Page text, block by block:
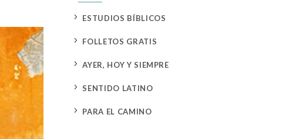
5 ESTUDIOS BÍBLICOS
5 FOLLETOS GRATIS
5 AYER, HOY Y SIEMPRE
5 SENTIDO LATINO
5 PARA EL CAMINO